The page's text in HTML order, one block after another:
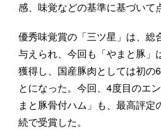
感、味覚などの基準に基づいて
優秀味覚賞の「三ツ星」は、総
与えられ、今回も「やまと豚」
獲得し、国産豚肉としては初の
とになった。今回、4度目のエ
まと豚骨付ハム」も、最高評定
続で受賞した。